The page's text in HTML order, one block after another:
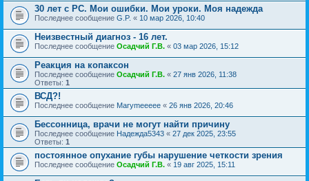
30 лет с РС. Мои ошибки. Мои уроки. Моя надежда
Последнее сообщение G.P. « 10 мар 2026, 10:40
Неизвестный диагноз - 16 лет.
Последнее сообщение Осадчий Г.В. « 03 мар 2026, 15:12
Реакция на копаксон
Последнее сообщение Осадчий Г.В. « 27 янв 2026, 11:38
Ответы: 1
ВСД?!
Последнее сообщение Marymeeeee « 26 янв 2026, 20:46
Бессонница, врачи не могут найти причину
Последнее сообщение Надежда5343 « 27 дек 2025, 23:55
Ответы: 1
постоянное опухание губы нарушение четкости зрения
Последнее сообщение Осадчий Г.В. « 19 авг 2025, 15:11